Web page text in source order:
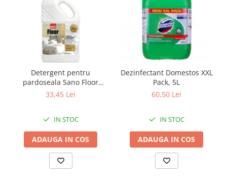
Detergenti haine
Detergenti pardoseli
Detergenti pentru baie
Detergenti pentru bucatarie
Detergenti pentru pardoseli
Detergenti pentru textile
Detergenti universali
Detergenti vase
Dispensere si consumabile
Europubele
Hartie igienica
Detergent pentru
pardoseala Sano Floor
Fresh Luxury, 2L
33,45 Lei
IN STOC
ADAUGA IN COS
Dezinfectant Domestos XXL
Pack, 5L
60,50 Lei
IN STOC
ADAUGA IN COS